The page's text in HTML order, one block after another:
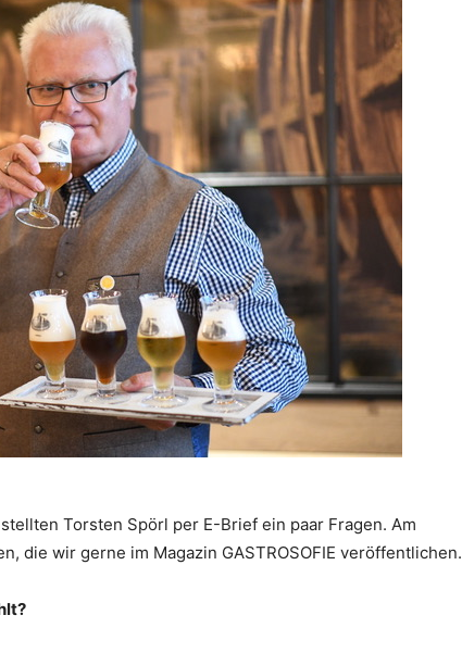
Torsten Spörl per E-Brief ein paar Fragen. Am
die wir gerne im Magazin GASTROSOFIE veröffentlichen.